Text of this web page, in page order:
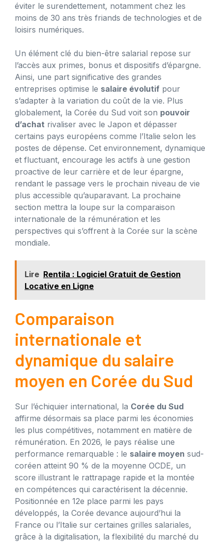
éviter le surendettement, notamment chez les
moins de 30 ans très friands de technologies et de
loisirs numériques.
Un élément clé du bien-être salarial repose sur
l’accès aux primes, bonus et dispositifs d’épargne.
Ainsi, une part significative des grandes
entreprises optimise le salaire évolutif pour
s’adapter à la variation du coût de la vie. Plus
globalement, la Corée du Sud voit son pouvoir
d’achat rivaliser avec le Japon et dépasser
certains pays européens comme l’Italie selon les
postes de dépense. Cet environnement, dynamique
et fluctuant, encourage les actifs à une gestion
proactive de leur carrière et de leur épargne,
rendant le passage vers le prochain niveau de vie
plus accessible qu’auparavant. La prochaine
section mettra la loupe sur la comparaison
internationale de la rémunération et les
perspectives qui s’offrent à la Corée sur la scène
mondiale.
Lire Rentila : Logiciel Gratuit de Gestion
Locative en Ligne
Comparaison
internationale et
dynamique du salaire
moyen en Corée du Sud
Sur l’échiquier international, la Corée du Sud
affirme désormais sa place parmi les économies
les plus compétitives, notamment en matière de
rémunération. En 2026, le pays réalise une
performance remarquable : le salaire moyen sud-
coréen atteint 90 % de la moyenne OCDE, un
score illustrant le rattrapage rapide et la montée
en compétences qui caractérisent la décennie.
Positionnée en 12e place parmi les pays
développés, la Corée devance aujourd’hui la
France ou l’Italie sur certaines grilles salariales,
grâce à la digitalisation, la flexibilité du marché du